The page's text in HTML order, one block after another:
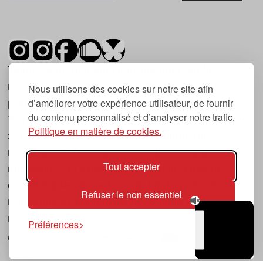
Nous utilisons des cookies sur notre site afin
d’améliorer votre expérience utilisateur, de fournir
du contenu personnalisé et d’analyser notre trafic.
Politique en matière de cookies.
Tout accepter
Refuser le non essentiel
Préférences
Tsugi est un mensuel indépendant sur la
musique et les nouvelles tendances, dont la
première parution date de 2007.
Tsugi en japonais signifie « prochain », « suivant
», ce qui correspond à la thématique du
magazine, à l’affût des nouvelles tendances
musicales, qu’elles viennent de la musique
électronique, du rock ou du hip hop, et des
nouveaux phénomènes de société liés à la
musique.
POLITIQUE DE COOKIES (UE)